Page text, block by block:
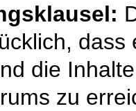
die
zu